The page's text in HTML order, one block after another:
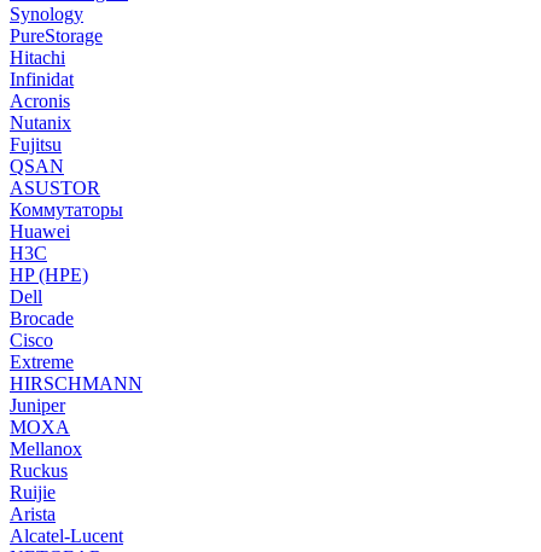
Synology
PureStorage
Hitachi
Infinidat
Acronis
Nutanix
Fujitsu
QSAN
ASUSTOR
Коммутаторы
Huawei
H3C
HP (HPE)
Dell
Brocade
Cisco
Extreme
HIRSCHMANN
Juniper
MOXA
Mellanox
Ruckus
Ruijie
Arista
Alcatel-Lucent